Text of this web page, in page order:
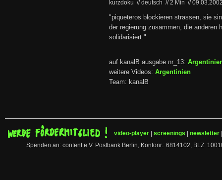
kurzdoku // deutsch //2 Min //
"piqueteros blockieren strassen, sie
der regierung zusammen, die anderen
solidarisiert."
auf kanalB ausgabe nr_13:
weitere Videos: Argentinien
Team: kanalB
video-player screenings newsletter
Spenden an: content e.V. Postbank Berlin, Kontonr.: 6814102, BLZ: